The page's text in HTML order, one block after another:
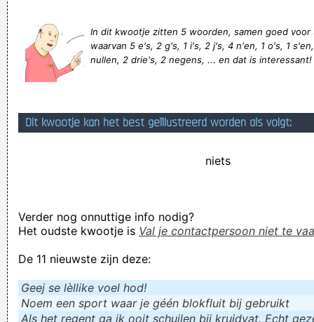
Bats!! Op diën gèvel!!
Did someone just say 'Barbra Streisand' ????
Het zou mooi zijn mocht ik de plooien die de tijd heeft
Stanley Ugt, een gevaarlijke presentator uit Gierne, knoeit
vrouwen, bewaart snot in emmers
Verknoei je tijd op een nuttige manier!
In dit kwootje zitten 5 woorden, samen goed
waarvan 5 e's, 2 g's, 1 i's, 2 j's, 4 n'en, 1 o's, 1
nullen, 2 drie's, 2 negens, ... en dat is interessant!
Dit kwootje kan het best geïllustreerd worden als volgt:
niets
Verder nog onnuttige info nodig?
Het oudste kwootje is Val je contactpersoon niet te
De 11 nieuwste zijn deze:
Geej se lèllike voel hod!
Noem een sport waar je géén blokfluit bij gebruikt
Als het regent ga ik ooit schuilen bij kruidvat. Echt